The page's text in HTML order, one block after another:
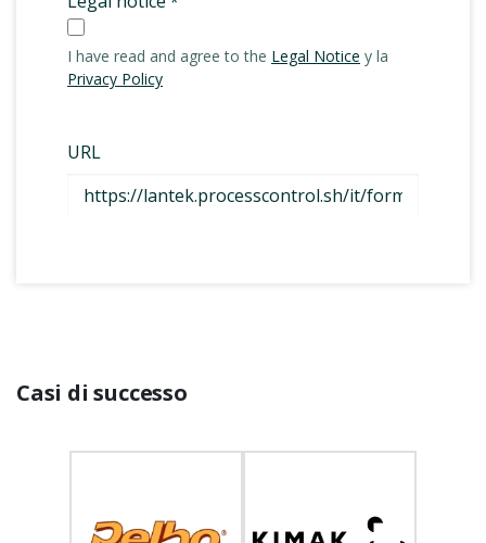
Casi di successo